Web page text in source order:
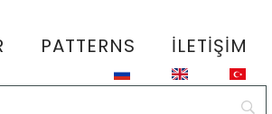
PATTERNS İLETIŞIM